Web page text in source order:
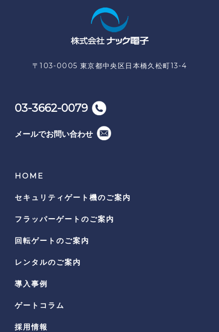
〒103-0005 東京都中央区日本橋久松町13-4
03-3662-0079
メールでお問い合わせ
HOME
セキュリティゲート機のご案内
フラッパーゲートのご案内
回転ゲートのご案内
レンタルのご案内
導入事例
ゲートコラム
採用情報